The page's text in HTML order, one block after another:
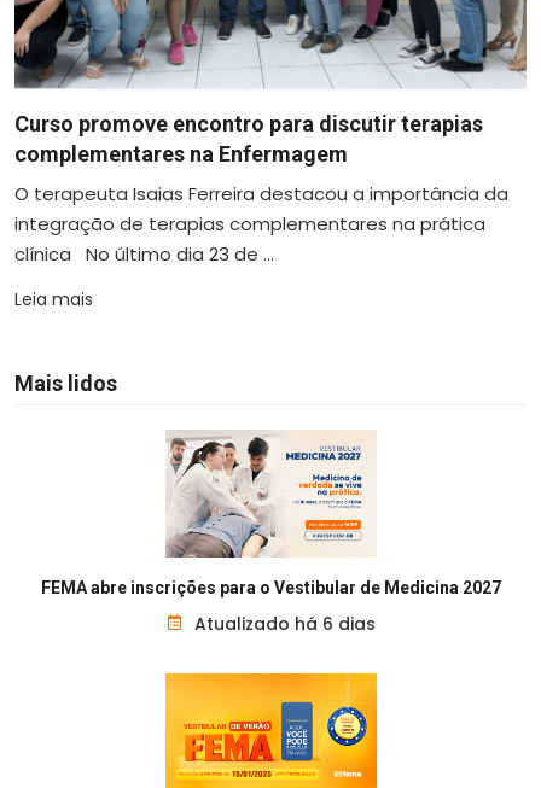
Curso promove encontro para discutir terapias
complementares na Enfermagem
O terapeuta Isaias Ferreira destacou a importância da
integração de terapias complementares na prática
clínica No último dia 23 de ...
Leia mais
Mais lidos
FEMA abre inscrições para o Vestibular de Medicina 2027
Atualizado há 6 dias